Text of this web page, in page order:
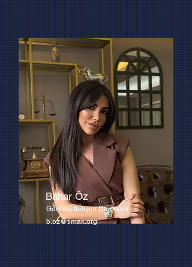
Bahar Öz
Gönüllü İletişim Direktörü
b.oz@timak.org